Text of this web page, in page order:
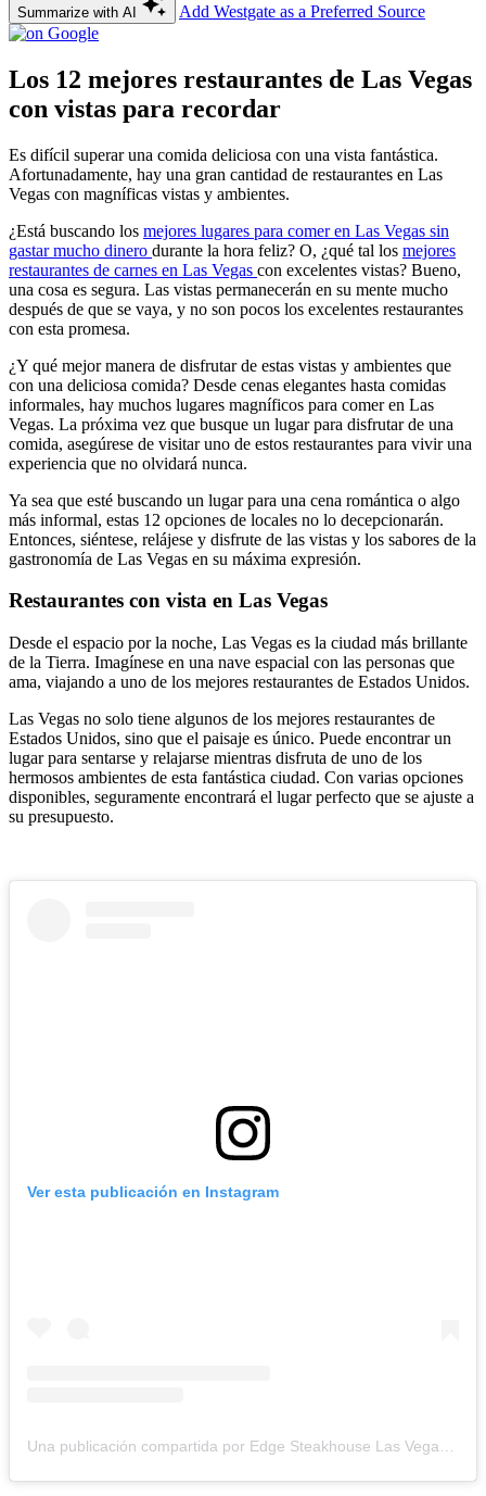
Summarize with AI Add Westgate as a Preferred Source
Los 12 mejores restaurantes de Las Vegas
con vistas para recordar
Es difícil superar una comida deliciosa con una vista fantástica.
Afortunadamente, hay una gran cantidad de restaurantes en Las
Vegas con magníficas vistas y ambientes.
¿Está buscando los mejores lugares para comer en Las Vegas sin
gastar mucho dinero durante la hora feliz? O, ¿qué tal los mejores
restaurantes de carnes en Las Vegas con excelentes vistas? Bueno,
una cosa es segura. Las vistas permanecerán en su mente mucho
después de que se vaya, y no son pocos los excelentes restaurantes
con esta promesa.
¿Y qué mejor manera de disfrutar de estas vistas y ambientes que
con una deliciosa comida? Desde cenas elegantes hasta comidas
informales, hay muchos lugares magníficos para comer en Las
Vegas. La próxima vez que busque un lugar para disfrutar de una
comida, asegúrese de visitar uno de estos restaurantes para vivir una
experiencia que no olvidará nunca.
Ya sea que esté buscando un lugar para una cena romántica o algo
más informal, estas 12 opciones de locales no lo decepcionarán.
Entonces, siéntese, relájese y disfrute de las vistas y los sabores de la
gastronomía de Las Vegas en su máxima expresión.
Restaurantes con vista en Las Vegas
Desde el espacio por la noche, Las Vegas es la ciudad más brillante
de la Tierra. Imagínese en una nave espacial con las personas que
ama, viajando a uno de los mejores restaurantes de Estados Unidos.
Las Vegas no solo tiene algunos de los mejores restaurantes de
Estados Unidos, sino que el paisaje es único. Puede encontrar un
lugar para sentarse y relajarse mientras disfruta de uno de los
hermosos ambientes de esta fantástica ciudad. Con varias opciones
disponibles, seguramente encontrará el lugar perfecto que se ajuste a
su presupuesto.
Ver esta publicación en Instagram
Una publicación compartida por Edge Steakhouse Las Vegas (@edgesteakhouselv)